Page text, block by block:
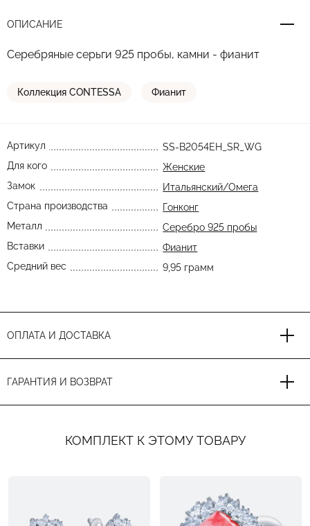
ОПИСАНИЕ
Серебряные серьги 925 пробы, камни - фианит
Коллекция CONTESSA Фианит
Артикул
SS-B2054EH_SR_WG
Для кого
Женские
Замок
Итальянский/Омега
Страна производства
Гонконг
Металл
Серебро 925 пробы
Вставки
Фианит
Средний вес
9,95 грамм
ОПЛАТА И ДОСТАВКА
ГАРАНТИЯ И ВОЗВРАТ
КОМПЛЕКТ К ЭТОМУ ТОВАРУ